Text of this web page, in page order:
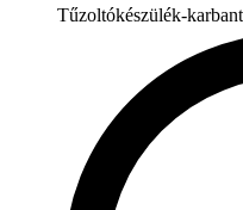
Tűzoltókészülék-